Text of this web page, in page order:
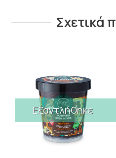
Σχετικά
Εξαντλήθηκε